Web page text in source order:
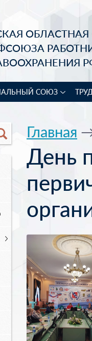
СОЮЗ
Главная
День